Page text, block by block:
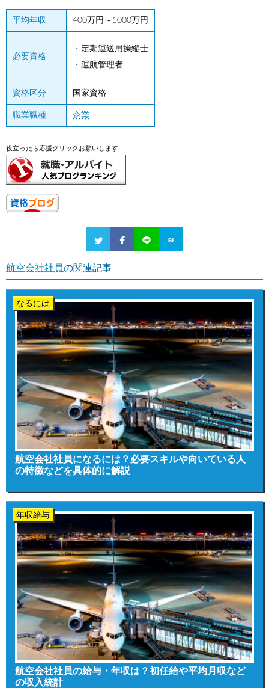
平均年収 400万円～1000万円
必要資格
定期運送用操縦士
運航管理者
資格区分 国家資格
職業職種 企業
役立ったら応援クリックお願いします
航空会社社員の関連記事
なるには
航空会社社員になるには？必要スキルや向いている人
の特徴などを具体的に解説
年収給与
航空会社社員の給与・年収は？初任給や平均月収など
の収入統計